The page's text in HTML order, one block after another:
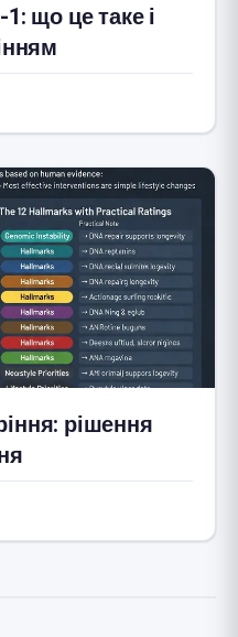
що це таке і
рішення